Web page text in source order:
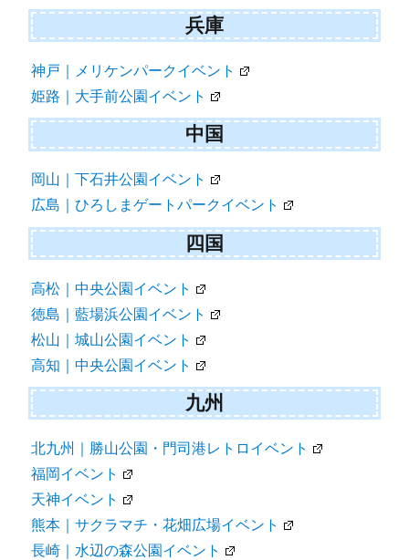
兵庫
神戸｜メリケンパークイベント
姫路｜大手前公園イベント
中国
岡山｜下石井公園イベント
広島｜ひろしまゲートパークイベント
四国
高松｜中央公園イベント
徳島｜藍場浜公園イベント
松山｜城山公園イベント
高知｜中央公園イベント
九州
北九州｜勝山公園・門司港レトロイベント
福岡イベント
天神イベント
熊本｜サクラマチ・花畑広場イベント
長崎｜水辺の森公園イベント